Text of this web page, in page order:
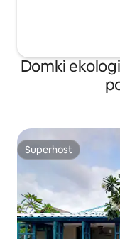
Domki
Superhost
Superhost